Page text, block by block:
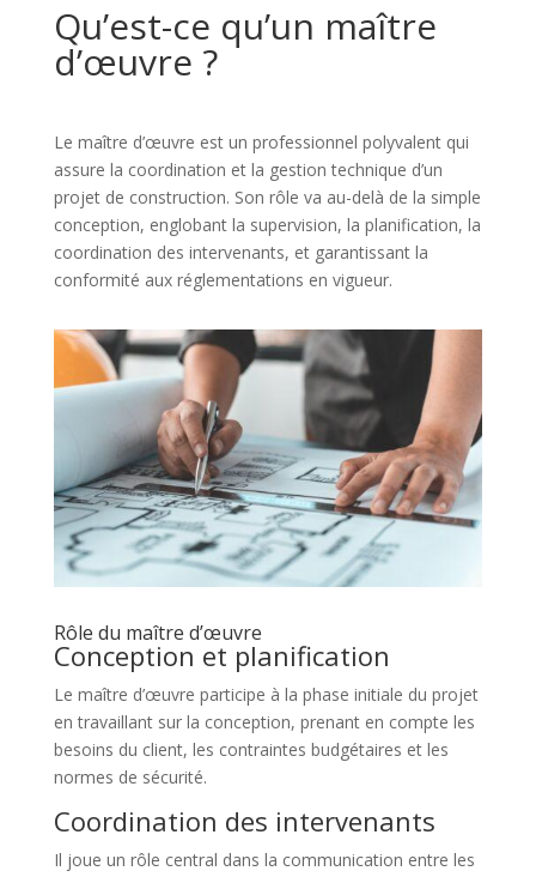
Qu’est-ce qu’un maître
d’œuvre ?
Le maître d’œuvre est un professionnel polyvalent qui
assure la coordination et la gestion technique d’un
projet de construction. Son rôle va au-delà de la simple
conception, englobant la supervision, la planification, la
coordination des intervenants, et garantissant la
conformité aux réglementations en vigueur.
Rôle du maître d’œuvre
Conception et planification
Le maître d’œuvre participe à la phase initiale du projet
en travaillant sur la conception, prenant en compte les
besoins du client, les contraintes budgétaires et les
normes de sécurité.
Coordination des intervenants
Il joue un rôle central dans la communication entre les